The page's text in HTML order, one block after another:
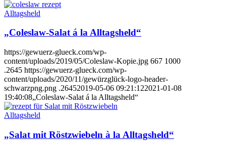
Alltagsheld
„Coleslaw-Salat á la Alltagsheld“
https://gewuerz-glueck.com/wp-
content/uploads/2019/05/Coleslaw-Kopie.jpg 667 1000
.2645 https://gewuerz-glueck.com/wp-
content/uploads/2020/11/gewürzglück-logo-header-
schwarzpng.png .26452019-05-06 09:21:122021-01-08
19:40:08„Coleslaw-Salat á la Alltagsheld“
Alltagsheld
„Salat mit Röstzwiebeln à la Alltagsheld“